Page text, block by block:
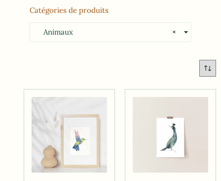
Catégories de produits
×
Animaux